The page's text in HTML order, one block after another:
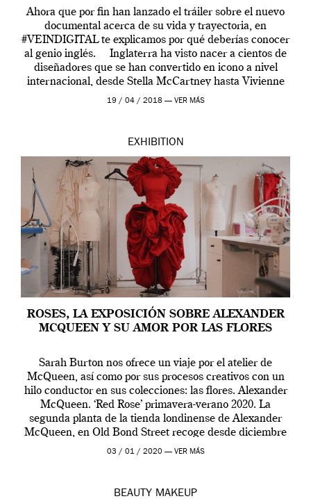
Ahora que por fin han lanzado el tráiler sobre el nuevo
documental acerca de su vida y trayectoria, en
#VEINDIGITAL te explicamos por qué deberías conocer
al genio inglés. Inglaterra ha visto nacer a cientos de
diseñadores que se han convertido en icono a nivel
internacional, desde Stella McCartney hasta Vivienne
Westwood pasando […]
19 / 04 / 2018 — VER MÁS
EXHIBITION
ROSES, LA EXPOSICIÓN SOBRE ALEXANDER
MCQUEEN Y SU AMOR POR LAS FLORES
Sarah Burton nos ofrece un viaje por el atelier de
McQueen, así como por sus procesos creativos con un
hilo conductor en sus colecciones: las flores. Alexander
McQueen. ‘Red Rose’ primavera-verano 2020. La
segunda planta de la tienda londinense de Alexander
McQueen, en Old Bond Street recoge desde diciembre
de 2019 hasta final de abril […]
03 / 01 / 2020 — VER MÁS
BEAUTY MAKEUP